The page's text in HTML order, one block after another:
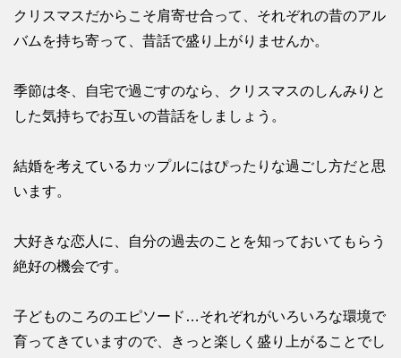
クリスマスだからこそ肩寄せ合って、それぞれの昔のアル
バムを持ち寄って、昔話で盛り上がりませんか。
季節は冬、自宅で過ごすのなら、クリスマスのしんみりと
した気持ちでお互いの昔話をしましょう。
結婚を考えているカップルにはぴったりな過ごし方だと思
います。
大好きな恋人に、自分の過去のことを知っておいてもらう
絶好の機会です。
子どものころのエピソード…それぞれがいろいろな環境で
育ってきていますので、きっと楽しく盛り上がることでし